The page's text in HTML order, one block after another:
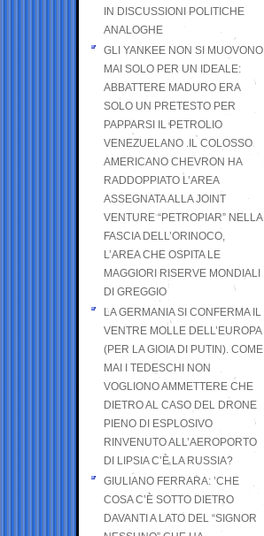
IN DISCUSSIONI POLITICHE
ANALOGHE
GLI YANKEE NON SI MUOVONO
MAI SOLO PER UN IDEALE:
ABBATTERE MADURO ERA
SOLO UN PRETESTO PER
PAPPARSI IL PETROLIO
VENEZUELANO .IL COLOSSO
AMERICANO CHEVRON HA
RADDOPPIATO L’AREA
ASSEGNATA ALLA JOINT
VENTURE “PETROPIAR” NELLA
FASCIA DELL’ORINOCO,
L’AREA CHE OSPITA LE
MAGGIORI RISERVE MONDIALI
DI GREGGIO
LA GERMANIA SI CONFERMA IL
VENTRE MOLLE DELL’EUROPA
(PER LA GIOIA DI PUTIN). COME
MAI I TEDESCHI NON
VOGLIONO AMMETTERE CHE
DIETRO AL CASO DEL DRONE
PIENO DI ESPLOSIVO
RINVENUTO ALL’AEROPORTO
DI LIPSIA C’È LA RUSSIA?
GIULIANO FERRARA: ’CHE
COSA C’È SOTTO DIETRO
DAVANTI A LATO DEL “SIGNOR